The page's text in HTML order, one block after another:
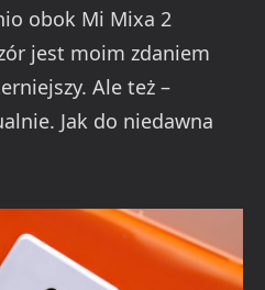
obok Mi Mixa 2
jest moim zdaniem
Ale też –
Jak do niedawna